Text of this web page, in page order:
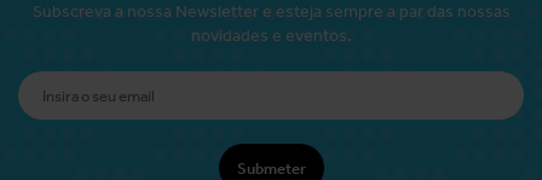
Subscreva a nossa Newsletter e esteja sempre a par das nossas
novidades e eventos.
Submeter